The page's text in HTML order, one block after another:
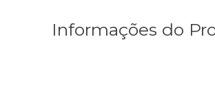
Informações do